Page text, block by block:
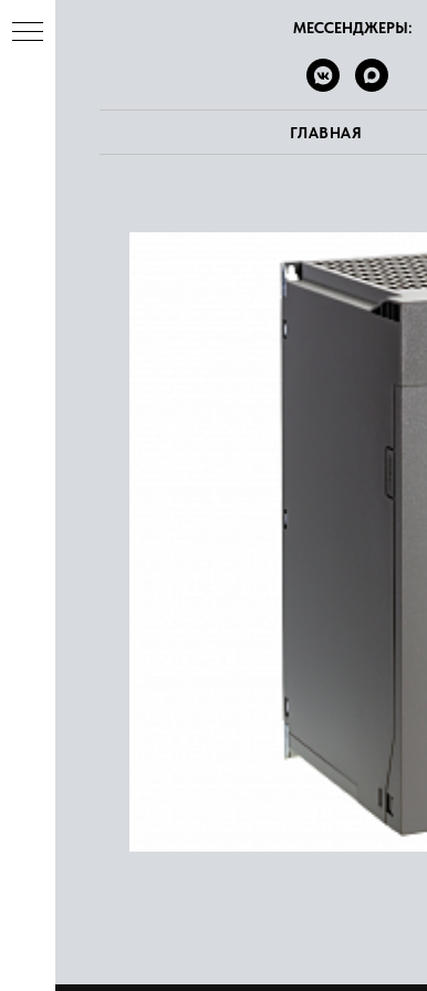
МЕССЕНДЖЕРЫ:
ГЛАВНАЯ